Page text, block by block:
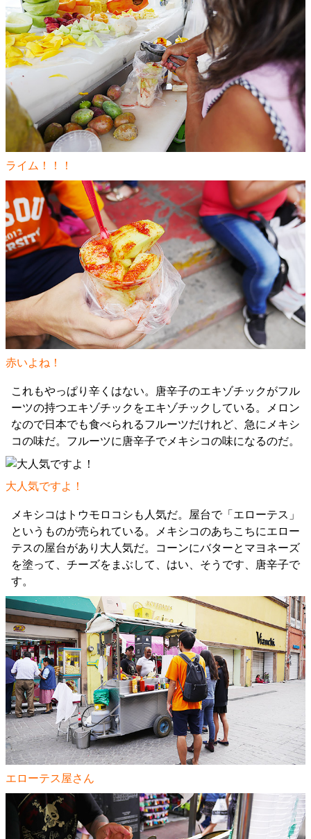
ライム！！！
赤いよね！
これもやっぱり辛くはない。唐辛子のエキゾチックがフル
ーツの持つエキゾチックをエキゾチックしている。メロン
なので日本でも食べられるフルーツだけれど、急にメキシ
コの味だ。フルーツに唐辛子でメキシコの味になるのだ。
大人気ですよ！
メキシコはトウモロコシも人気だ。屋台で「エローテス」
というものが売られている。メキシコのあちこちにエロー
テスの屋台があり大人気だ。コーンにバターとマヨネーズ
を塗って、チーズをまぶして、はい、そうです、唐辛子で
す。
エローテス屋さん